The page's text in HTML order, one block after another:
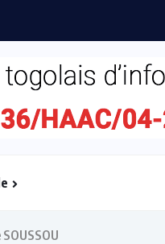
: l’Adjafi Fashion Day...